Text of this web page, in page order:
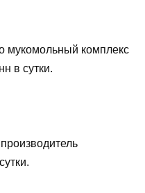
мукомольный комплекс
в сутки.